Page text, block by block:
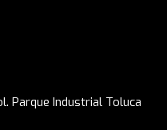
Parque Industrial Toluca